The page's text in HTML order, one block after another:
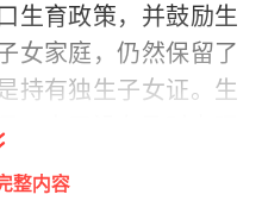
生育政策，并鼓励生
女家庭，仍然保留了
持有独生子女证。生
，由于没有及时办理
不再新办独生子女
整内容